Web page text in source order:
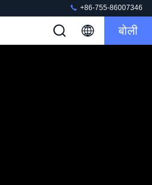
+86-755-86007346
बोली